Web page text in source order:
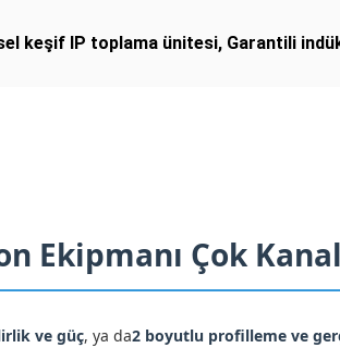
keşif IP toplama ünitesi, Garantili
Ekipmanı Çok
ve güç, ya da2 boyutlu profilleme ve